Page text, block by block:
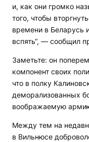
и, как они громко
того, чтобы
времени в Беларусь
вспять“, — сообщил
Заметьте: он
компонент своих
что в полку
деморализованных
воображаемую
Между тем на
в Вильнюсе